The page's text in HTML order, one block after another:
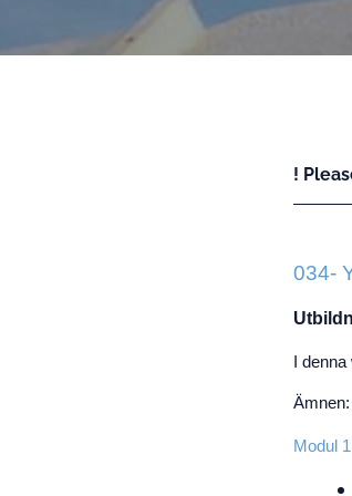
!
034-
I
Ämnen:
Modul 1